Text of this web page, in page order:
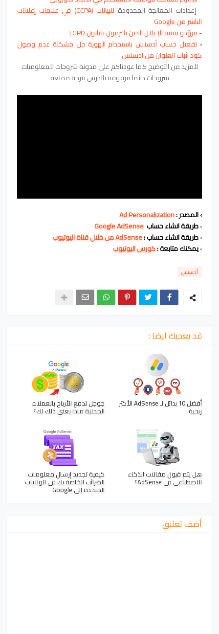
- إعدادات المعالجة المحدودة
للبيانات (CCPA) في علامات إعلانات
الناشر من Google
-مزوّدو تقنية الإعلان الذين يلتزمون بقانون LGPD
› تفعيل حساب أدسنس باستخدام الهوية حل مشكلة عدم وصول
كود اثبات العنوان من ادسنس
للمزيد من التوضيح كما عودناكم على مدونة شروحات للمعلوميات
شروحات دائما مرفوقة بالدرس فرجة ممتعة
›المصدر :Ad Personalization
›طريقة انشاء حساب Google AdSense
›طريقة انشاء حساب :AdSense من خلال قناة اليوتيوب
›يمكنك متابعة:كورس اليوتيوب
أدسنس
قد يعجبك ايضا :
أفضل 10 بدائل لـ AdSense الأكثر
ربحية
جوجل تدفع الأرباح بالعملات
المحلية ماذا يعني ذلك لك؟
هل يتم قبول مقالات الذكاء
الاصطناعي في AdSense؟
كيفية تجديد إرسال معلومات
الضرائب الخاصة بك في الولايات
المتحدة إلى Google
أضف تعليق